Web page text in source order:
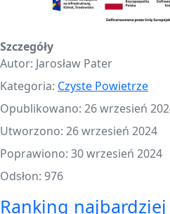
Szczegóły
Autor: Jarosław Pater
Kategoria: Czyste Powietrze
Opublikowano: 26 wrzesień
Utworzono: 26 wrzesień 2024
Poprawiono: 30 wrzesień 2024
Odsłon: 976
Ranking